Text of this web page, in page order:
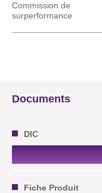
Commission de
surperformance
Documents
DIC
Fiche Produit